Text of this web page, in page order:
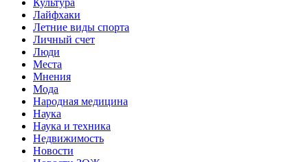
Лайфхаки
Летние виды спорта
Личный счет
Люди
Места
Мнения
Мода
Народная медицина
Наука
Наука и техника
Недвижимость
Новости